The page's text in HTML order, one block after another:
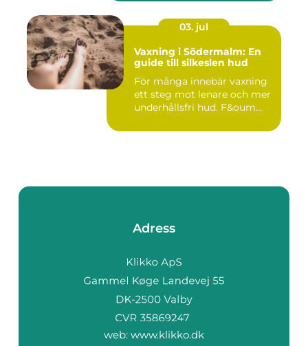
03. jul
Vaxning i Södermalm: En
guide till silkeslen hud
För många innebär vaxning
ett steg mot lenare och mer
underhållsfri hud. F&oum...
Adress
web: www.klikko.dk